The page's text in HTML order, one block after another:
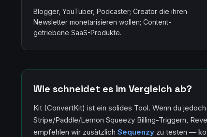
Blogger, YouTuber, Podcaster; Creator die ihren
Newsletter monetarisieren wollen; Content-
getriebene SaaS-Produkte.
Wie schneidet es im Vergleich ab?
Kit (ConvertKit) ist ein solides Tool. Wenn du
Stripe/Paddle/Lemon Squeezy Billing-Triggern,
empfehlen wir zusätzlich Sequenzy zu testen —